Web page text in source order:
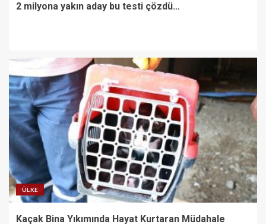
2 milyona yakın aday bu testi çözdü…
ÜLKE
Kaçak Bina Yıkımında Hayat Kurtaran Müdahale